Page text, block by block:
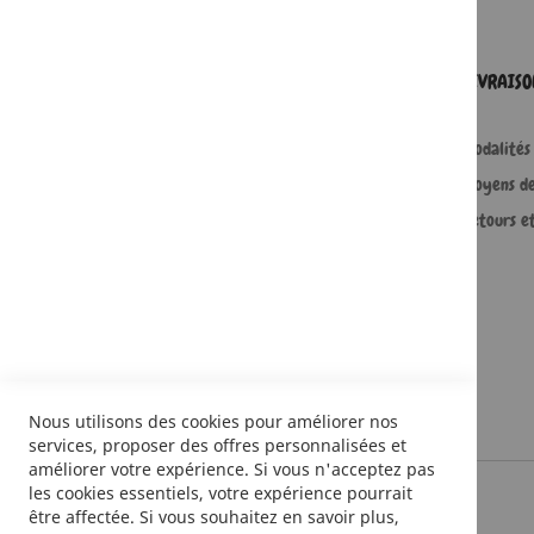
Moyens
Retours
Nous utilisons des cookies pour améliorer nos
services, proposer des offres personnalisées et
améliorer votre expérience. Si vous n'acceptez pas
les cookies essentiels, votre expérience pourrait
être affectée. Si vous souhaitez en savoir plus,